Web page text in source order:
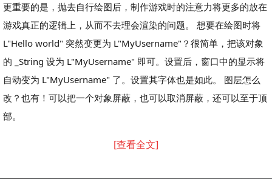
更重要的是，抛去自行绘图后，制作游戏时的注意力将更多的放在
游戏真正的逻辑上，从而不去理会渲染的问题。 想要在绘图时将
L"Hello world" 突然变更为 L"MyUsername"？很简单，把该对象
的 _String 设为 L"MyUsername" 即可。设置后，窗口中的显示将
自动变为 L"MyUsername" 了。设置其字体也是如此。 图层怎么
改？也有！可以把一个对象屏蔽，也可以取消屏蔽，还可以至于顶
部。
[查看全文]